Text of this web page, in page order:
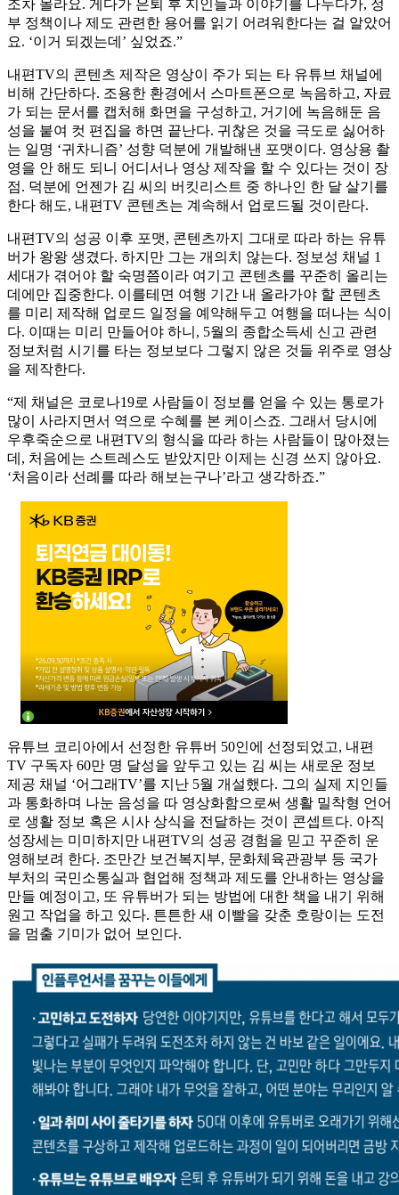
조차 몰라요. 게다가 은퇴 후 지인들과 이야기를 나누다가, 정
부 정책이나 제도 관련한 용어를 읽기 어려워한다는 걸 알았어
요. ‘이거 되겠는데’ 싶었죠.”
내편TV의 콘텐츠 제작은 영상이 주가 되는 타 유튜브 채널에
비해 간단하다. 조용한 환경에서 스마트폰으로 녹음하고, 자료
가 되는 문서를 캡처해 화면을 구성하고, 거기에 녹음해둔 음
성을 붙여 컷 편집을 하면 끝난다. 귀찮은 것을 극도로 싫어하
는 일명 ‘귀차니즘’ 성향 덕분에 개발해낸 포맷이다. 영상용 촬
영을 안 해도 되니 어디서나 영상 제작을 할 수 있다는 것이 장
점. 덕분에 언젠가 김 씨의 버킷리스트 중 하나인 한 달 살기를
한다 해도, 내편TV 콘텐츠는 계속해서 업로드될 것이란다.
내편TV의 성공 이후 포맷, 콘텐츠까지 그대로 따라 하는 유튜
버가 왕왕 생겼다. 하지만 그는 개의치 않는다. 정보성 채널 1
세대가 겪어야 할 숙명쯤이라 여기고 콘텐츠를 꾸준히 올리는
데에만 집중한다. 이를테면 여행 기간 내 올라가야 할 콘텐츠
를 미리 제작해 업로드 일정을 예약해두고 여행을 떠나는 식이
다. 이때는 미리 만들어야 하니, 5월의 종합소득세 신고 관련
정보처럼 시기를 타는 정보보다 그렇지 않은 것들 위주로 영상
을 제작한다.
“제 채널은 코로나19로 사람들이 정보를 얻을 수 있는 통로가
많이 사라지면서 역으로 수혜를 본 케이스죠. 그래서 당시에
우후죽순으로 내편TV의 형식을 따라 하는 사람들이 많아졌는
데, 처음에는 스트레스도 받았지만 이제는 신경 쓰지 않아요.
‘처음이라 선례를 따라 해보는구나’라고 생각하죠.”
유튜브 코리아에서 선정한 유튜버 50인에 선정되었고, 내편
TV 구독자 60만 명 달성을 앞두고 있는 김 씨는 새로운 정보
제공 채널 ‘어그래TV’를 지난 5월 개설했다. 그의 실제 지인들
과 통화하며 나눈 음성을 따 영상화함으로써 생활 밀착형 언어
로 생활 정보 혹은 시사 상식을 전달하는 것이 콘셉트다. 아직
성장세는 미미하지만 내편TV의 성공 경험을 믿고 꾸준히 운
영해보려 한다. 조만간 보건복지부, 문화체육관광부 등 국가
부처의 국민소통실과 협업해 정책과 제도를 안내하는 영상을
만들 예정이고, 또 유튜버가 되는 방법에 대한 책을 내기 위해
원고 작업을 하고 있다. 튼튼한 새 이빨을 갖춘 호랑이는 도전
을 멈출 기미가 없어 보인다.